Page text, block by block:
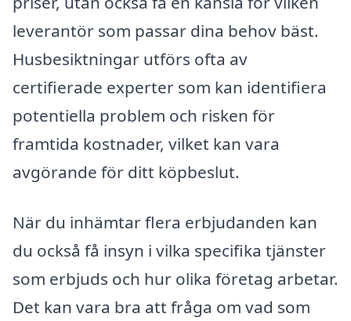
leverantör som passar dina behov bäst.
Husbesiktningar utförs ofta av
certifierade experter som kan identifiera
potentiella problem och risken för
framtida kostnader, vilket kan vara
avgörande för ditt köpbeslut.
När du inhämtar flera erbjudanden kan
du också få insyn i vilka specifika tjänster
som erbjuds och hur olika företag arbetar.
Det kan vara bra att fråga om vad som